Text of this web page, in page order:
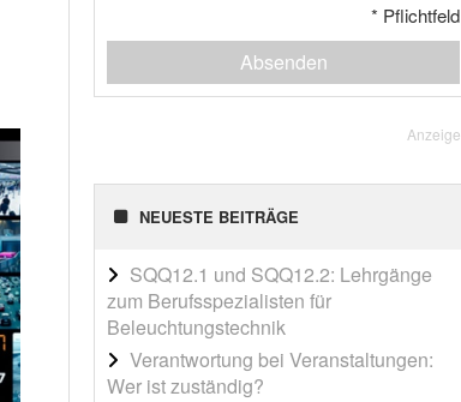
* Pflichtfeld
Absenden
Anzeige
NEUESTE BEITRÄGE
SQQ12.1 und SQQ12.2: Lehrgänge
zum Berufsspezialisten für
Beleuchtungstechnik
Verantwortung bei Veranstaltungen:
Wer ist zuständig?